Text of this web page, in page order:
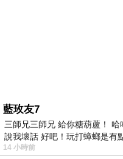
藍玫友7
三師兄三師兄 給你糖葫蘆！
說我壞話 好吧！玩打蟑螂是有
14 小時前